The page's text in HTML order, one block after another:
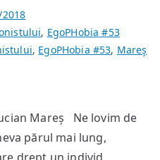
, EgoPHobia #53
, EgoPHobia #53, Mareş
Mareș Ne lovim de
părul mai lung,